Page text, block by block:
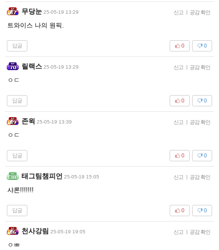
무당눈 25-05-19 13:29 신고 | 공감 확인
트와이스 나의 원픽.
답글 0
0
릴랙스 25-05-19 13:29 신고 | 공감 확인
ㅇㄷ
답글 0
0
존윅 25-05-19 13:39 신고 | 공감 확인
ㅇㄷ
답글 0
0
태그팀챔피언 25-05-19 15:05 신고 | 공감 확인
샤론!!!!!!!
답글 0
0
천사강림 25-05-19 19:05 신고 | 공감 확인
ㅇㅃ